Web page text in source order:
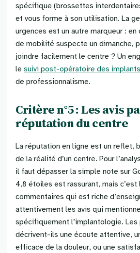
spécifique (brossettes
et vous forme à son utilisation. La
urgences est un autre marqueur : en
de mobilité suspecte un dimanche,
joindre facilement le centre ? Un
le suivi post-opératoire des implants
de professionnalisme.
Critère n°5 : Les avis
réputation du centre
La réputation en ligne est un reflet,
de la réalité d’un centre. Pour
il faut dépasser la simple note sur
4,8 étoiles est rassurant, mais c’est
commentaires qui est riche
attentivement les avis qui
spécifiquement l’implantologie.
décrivent-ils une écoute attentive,
efficace de la douleur, ou une